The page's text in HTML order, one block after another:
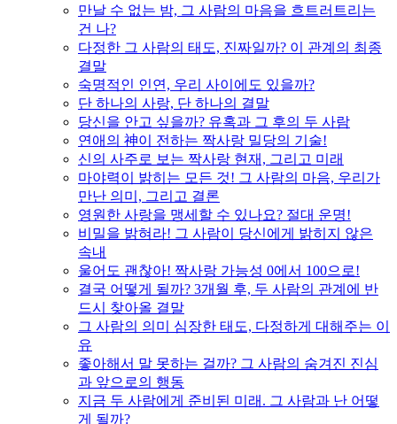
만날 수 없는 밤, 그 사람의 마음을 흐트러트리는
건 나?
다정한 그 사람의 태도, 진짜일까? 이 관계의 최종
결말
숙명적인 인연, 우리 사이에도 있을까?
단 하나의 사랑, 단 하나의 결말
당신을 안고 싶을까? 유혹과 그 후의 두 사람
연애의 神이 전하는 짝사랑 밀당의 기술!
신의 사주로 보는 짝사랑 현재, 그리고 미래
마야력이 밝히는 모든 것! 그 사람의 마음, 우리가
만난 의미, 그리고 결론
영원한 사랑을 맹세할 수 있나요? 절대 운명!
비밀을 밝혀라! 그 사람이 당신에게 밝히지 않은
속내
울어도 괜찮아! 짝사랑 가능성 0에서 100으로!
결국 어떻게 될까? 3개월 후, 두 사람의 관계에 반
드시 찾아올 결말
그 사람의 의미 심장한 태도, 다정하게 대해주는 이
유
좋아해서 말 못하는 걸까? 그 사람의 숨겨진 진심
과 앞으로의 행동
지금 두 사람에게 준비된 미래. 그 사람과 난 어떻
게 될까?